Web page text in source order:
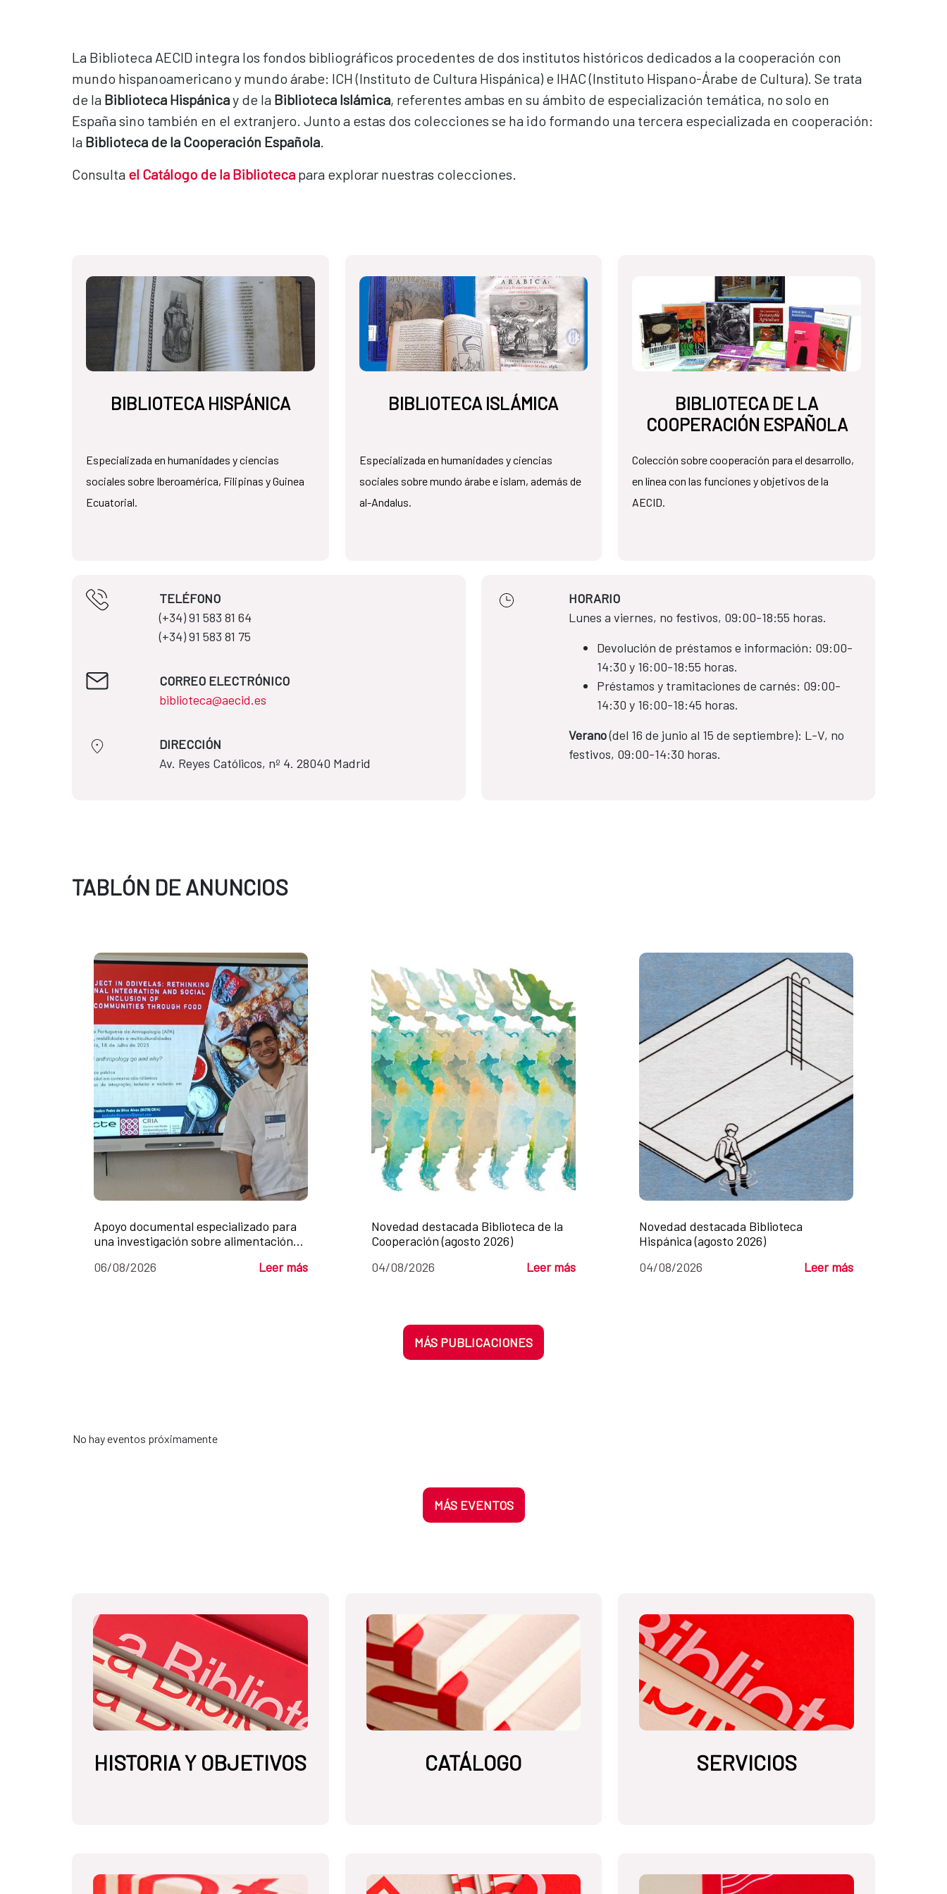
La Biblioteca AECID integra los fondos bibliográficos procedentes de dos institutos históricos dedicados a la cooperación con
mundo hispanoamericano y mundo árabe: ICH (Instituto de Cultura Hispánica) e IHAC (Instituto Hispano-Árabe de Cultura). Se trata
de la Biblioteca Hispánicay de la Biblioteca Islámica, referentes ambas en su ámbito de especialización temática, no solo en
España sino también en el extranjero. Junto a estas dos colecciones se ha ido formando una tercera especializada en cooperación:
la Biblioteca de la Cooperación Española
Consulta el Catálogo de la Biblioteca para explorar nuestras colecciones.
BIBLIOTECA HISPÁNICA
Especializada en humanidades y ciencias
sociales sobre Iberoamérica, Filipinas y Guinea
Ecuatorial.
BIBLIOTECA ISLÁMICA
Especializada en humanidades y ciencias
sociales sobre mundo árabe e islam, además de
al-Andalus.
BIBLIOTECA DE LA
COOPERACIÓN ESPAÑOLA
Colección sobre cooperación para el desarrollo,
en línea con las funciones y objetivos de la
AECID.
TELÉFONO
(+34) 91 583 81 64​​
(+34) 91 583 81 75
CORREO ELECTRÓNICO
biblioteca@aecid.es
DIRECCIÓN
​​​​​​​Av. Reyes Católicos, nº 4. 28040 Madrid
HORARIO
Lunes a viernes, no festivos, 09:00-18:55 horas.
Devolución de préstamos e información: 09:00-
14:30 y 16:00-18:55 horas.
Préstamos y tramitaciones de carnés: 09:00-
14:30 y 16:00-18:45 horas.
Verano(del 16 de junio al 15 de septiembre): L-V, no
festivos, 09:00-14:30 horas.
TABLÓN DE ANUNCIOS
Apoyo documental especializado para
una investigación sobre alimentación
06/08/2026 Leer más
Novedad destacada Biblioteca de la
Cooperación (agosto 2026)
04/08/2026
Leer más
Novedad destacada Biblioteca
Hispánica (agosto 2026)
04/08/2026
Leer más
MÁS PUBLICACIONES
No hay eventos próximamente
MÁS EVENTOS
HISTORIA Y OBJETIVOS CATÁLOGO SERVICIOS